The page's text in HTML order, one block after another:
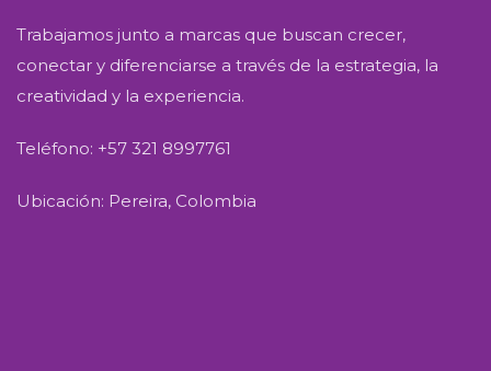
Trabajamos junto a marcas que buscan crecer,
conectar y diferenciarse a través de la estrategia, la
creatividad y la experiencia.
Teléfono: +57 321 8997761
Ubicación: Pereira, Colombia